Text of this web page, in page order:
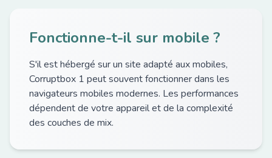
Fonctionne-t-il sur mobile ?
S'il est hébergé sur un site adapté aux mobiles,
Corruptbox 1 peut souvent fonctionner dans les
navigateurs mobiles modernes. Les performances
dépendent de votre appareil et de la complexité
des couches de mix.